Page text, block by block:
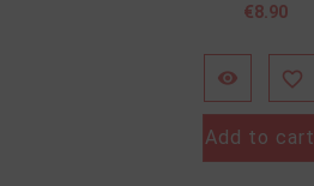
Price
€8.90
 
Add to cart